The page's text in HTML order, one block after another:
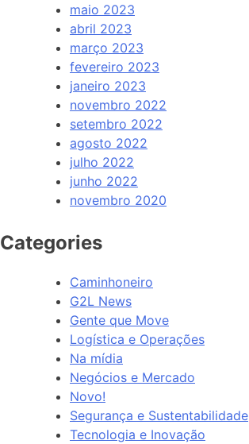
maio 2023
abril 2023
março 2023
fevereiro 2023
janeiro 2023
novembro 2022
setembro 2022
agosto 2022
julho 2022
junho 2022
novembro 2020
Categories
Caminhoneiro
G2L News
Gente que Move
Logística e Operações
Na mídia
Negócios e Mercado
Novo!
Segurança e Sustentabilidade
Tecnologia e Inovação